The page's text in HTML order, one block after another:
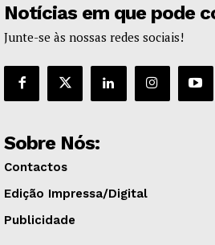
Notícias em que pode
Junte-se às nossas redes sociais!
Sobre Nós:
Contactos
Edição Impressa/Digital
Publicidade